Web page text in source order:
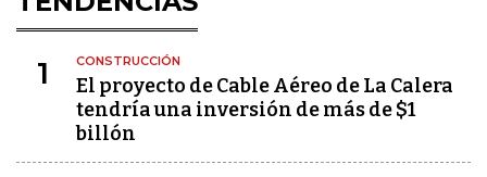
1 CONSTRUCCIÓN
El proyecto de Cable Aéreo de La Calera
tendría una inversión de más de $1
billón